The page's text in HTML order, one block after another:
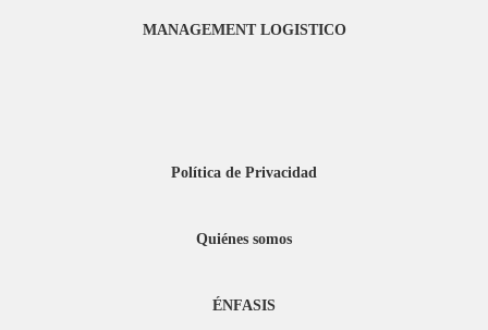
MANAGEMENT LOGISTICO
Política de Privacidad
Quiénes somos
ÉNFASIS